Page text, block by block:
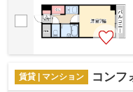
賃貸 | マンション コンフォ